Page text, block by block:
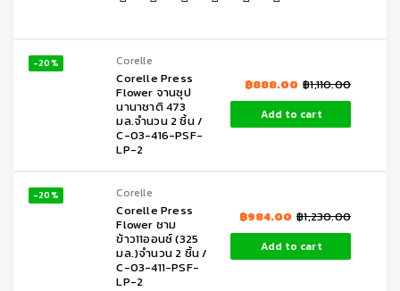
-20% Corelle
Corelle Press
Flower จานซุป
นานาชาติ 473
มล.จำนวน 2 ชิ้น /
C-03-416-PSF-
LP-2
฿1,110.00
฿888.00
Add to cart
-20% Corelle
Corelle Press
Flower ชาม
ข้าว11ออนซ์ (325
มล.)จำนวน 2 ชิ้น /
C-03-411-PSF-
LP-2
฿1,230.00
฿984.00
Add to cart